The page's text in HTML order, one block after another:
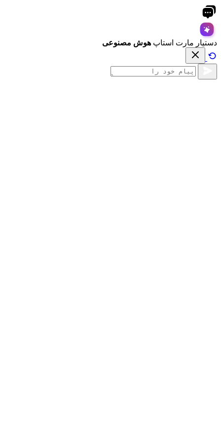
دستیار مارت استاپ هوش مصنوعی